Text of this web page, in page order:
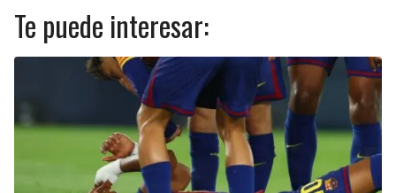
Te puede interesar: